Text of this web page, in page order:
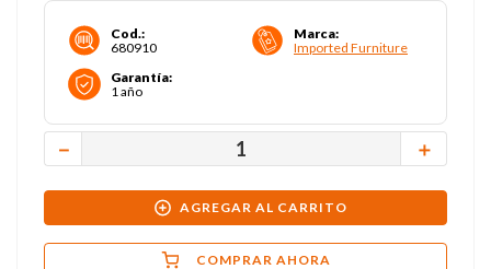
Cod.:
680910
Marca:
Imported Furniture
Garantía:
1 año
＋
－
AGREGAR AL CARRITO
COMPRAR AHORA